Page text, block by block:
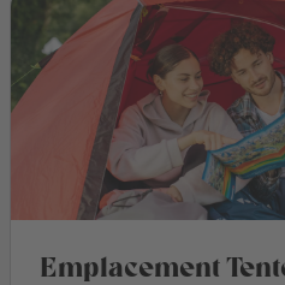
Emplacement